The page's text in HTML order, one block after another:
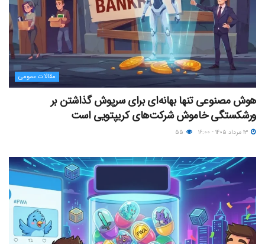
مقالات عمومی
هوش مصنوعی تنها بهانه‌ای برای سرپوش گذاشتن بر
ورشکستگی خاموش شرکت‌های کریپتویی است